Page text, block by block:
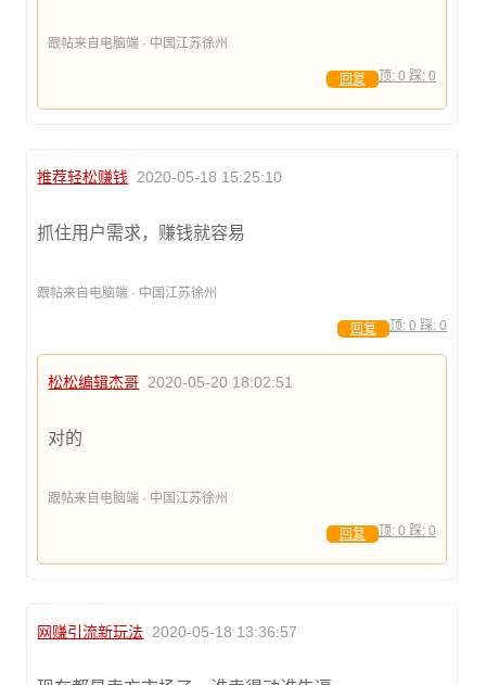
跟帖来自电脑端 · 中国江苏徐州
顶: 0 踩: 0
回复
推荐轻松赚钱 2020-05-18 15:25:10
抓住用户需求，赚钱就容易
跟帖来自电脑端 · 中国江苏徐州
顶: 0 踩: 0
回复
松松编辑杰哥 2020-05-20 18:02:51
对的
跟帖来自电脑端 · 中国江苏徐州
顶: 0 踩: 0
回复
网赚引流新玩法 2020-05-18 13:36:57